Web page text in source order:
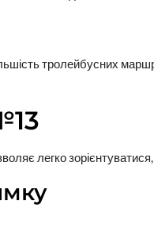
тролейбусних
легко